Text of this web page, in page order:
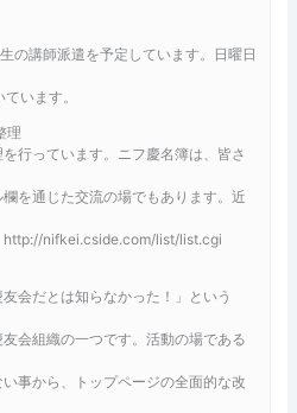
の講師派遣を予定しています。日曜日
います。
理
行っています。ニフ慶名簿は、皆さ
を通じた交流の場でもあります。近
nifkei.cside.com/list/list.cgi
会だとは知らなかった！」という
会組織の一つです。活動の場である
事から、トップページの全面的な改